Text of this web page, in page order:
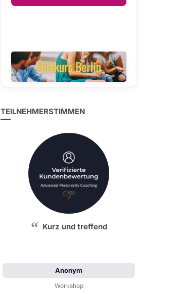
TEILNEHMERSTIMMEN
Kurz und treffend
Anonym
Workshop